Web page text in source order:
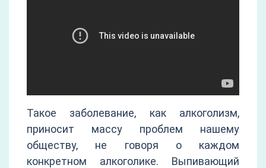
Такое заболевание, как алкоголизм,
приносит массу проблем нашему
обществу, не говоря о каждом
конкретном алкоголике. Выпивающий